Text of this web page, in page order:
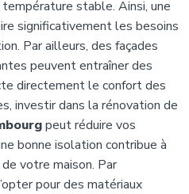
température stable. Ainsi, une
significativement les besoins
Par ailleurs, des façades
peuvent entraîner des
directement le confort des
investir dans la rénovation de
peut réduire vos
bonne isolation contribue à
votre maison. Par
pour des matériaux